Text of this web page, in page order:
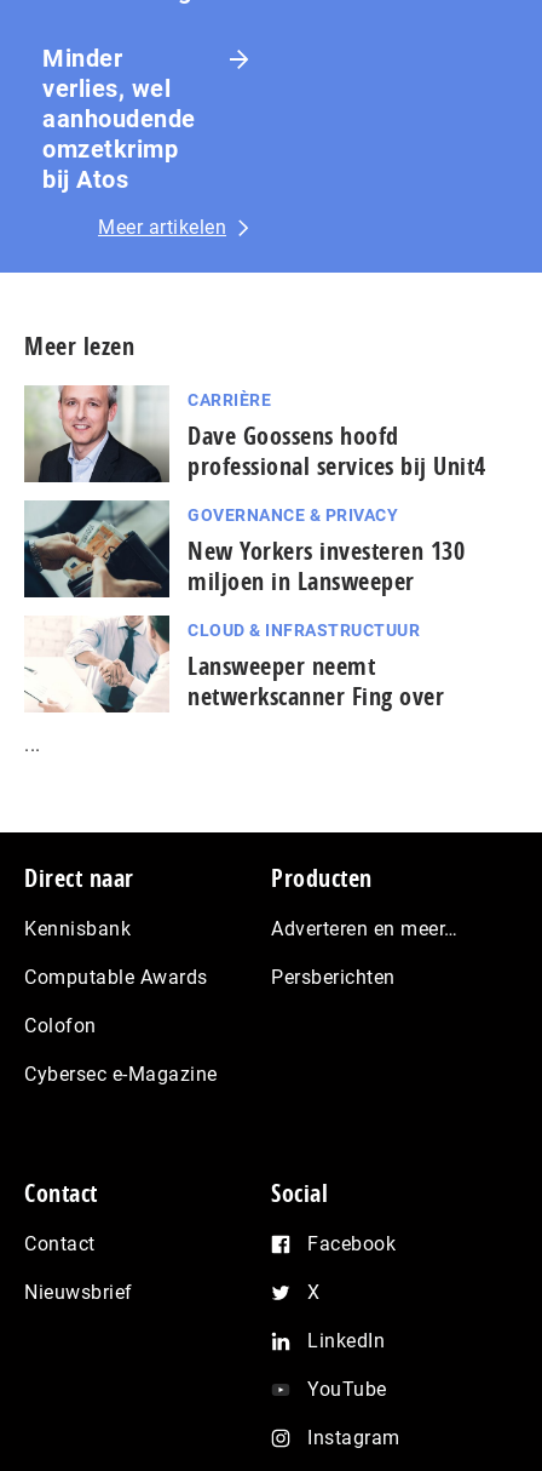
Minder
verlies, wel
aanhoudende
omzetkrimp
bij Atos
Meer artikelen
Meer lezen
CARRIÈRE
Dave Goossens hoofd
professional services bij Unit4
GOVERNANCE & PRIVACY
New Yorkers investeren 130
miljoen in Lansweeper
CLOUD & INFRASTRUCTUUR
Lansweeper neemt
netwerkscanner Fing over
...
Footer
Direct naar
Kennisbank
Computable Awards
Colofon
Cybersec e-Magazine
Producten
Adverteren en meer…
Persberichten
Contact
Contact
Nieuwsbrief
Social
Facebook
X
LinkedIn
YouTube
Instagram